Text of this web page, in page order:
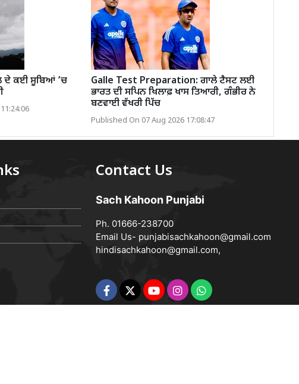
ਦੇ ਕਈ ਸੂਬਿਆਂ ’ਚ
Galle Test Preparation: ਗਾਲੇ ਟੈਸਟ ਲਈ
ਭਾਰਤ ਦੀ ਸਪਿਨ ਖਿਲਾਫ਼ ਖਾਸ ਤਿਆਰੀ, ਗੰਭੀਰ ਨੇ
ਬਣਵਾਈ ਵੱਖਰੀ ਪਿੱਚ
Published On 07 Aug 2026 17:08:47
Contact Us
Sach Kahoon Punjabi
Ph. 01666-238700
Email Us- punjabisachkahoon@gmail.com
hindisachkahoon@gmail.com,